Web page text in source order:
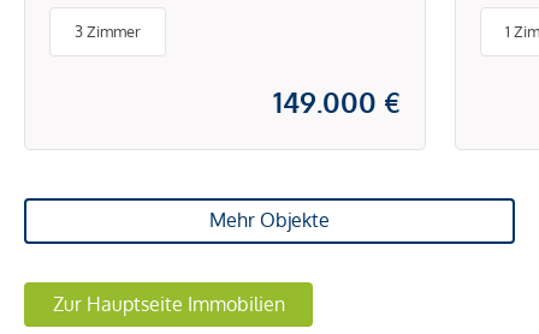
3 Zimmer
149.000 €
1
Mehr Objekte
Zur Hauptseite Immobilien